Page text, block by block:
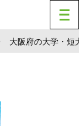
大阪府の大学・短